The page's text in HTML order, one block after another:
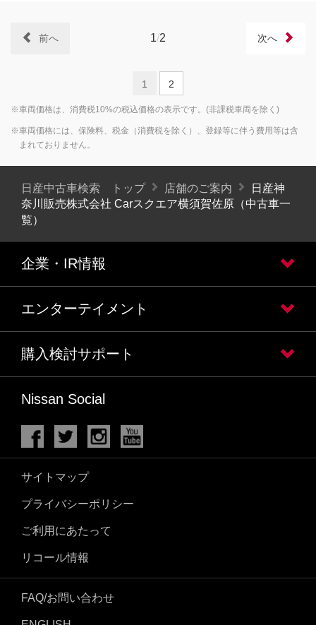
1/2
前へ 次へ
1 2
※車両価格は、消費税10%の税込価格の表示です。(非課税車両を除く)
※車両価格には、保険料、税金（消費税を除く）、登録等に伴う費用等は含
まれておりません。
日産中古車検索 トップ 店舗のご案内
日産神
奈川販売株式会社 Carスクエア横須賀佐原（中古車一
覧）
企業・IR情報
エンターテイメント
購入検討サポート
Nissan Social
サイトマップ
プライバシーポリシー
ご利用にあたって
リコール情報
FAQ/お問い合わせ